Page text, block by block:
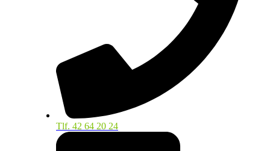
Tlf. 42 64 20 24